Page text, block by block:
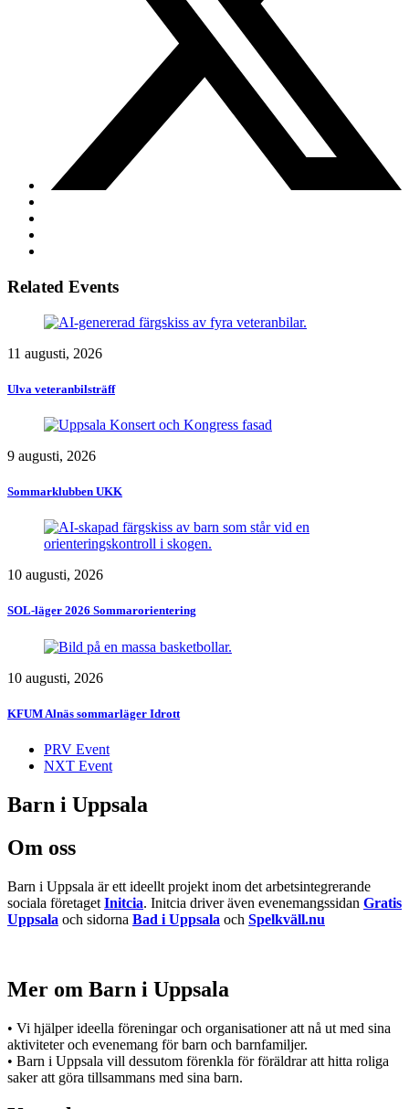
Related Events
11 augusti, 2026
Ulva veteranbilsträff
9 augusti, 2026
Sommarklubben UKK
10 augusti, 2026
SOL-läger 2026 Sommarorientering
10 augusti, 2026
KFUM Alnäs sommarläger Idrott
PRV Event
NXT Event
Barn i Uppsala
Om oss
Barn i Uppsala är ett ideellt projekt inom det arbetsintegrerande
sociala företaget Initcia. Initcia driver även evenemangssidan Gratis
Uppsala och sidorna Bad i Uppsala och Spelkväll.nu
Mer om Barn i Uppsala
• Vi hjälper ideella föreningar och organisationer att nå ut med sina
aktiviteter och evenemang för barn och barnfamiljer.
• Barn i Uppsala vill dessutom förenkla för föräldrar att hitta roliga
saker att göra tillsammans med sina barn.